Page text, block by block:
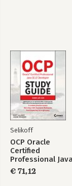
Ambtelijk
vakmanschap en
moreel gezag
Bekijk alle boeken
Selikoff
OCP Oracle
Certified
Professional
SE 17 Developer
Study Guide
€ 71,12